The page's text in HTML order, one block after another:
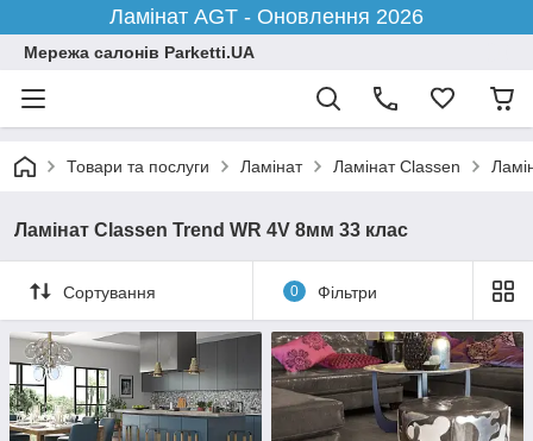
Ламінат AGT - Оновлення 2026
Мережа салонів Parketti.UA
Товари та послуги Ламінат Ламінат Classen
Ламінат Classen Trend WR 4V 8мм 33 клас
Сортування 0 Фільтри